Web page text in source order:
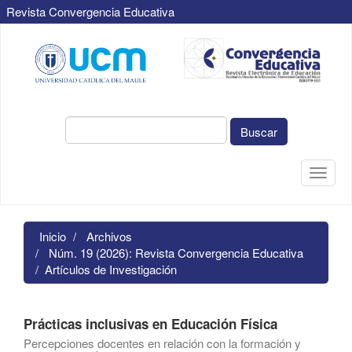
Revista Convergencia Educativa
principal
Contenido
principal
Buscar
Toggle
Inicio
Archivos
Núm. 19 (2026): Revista Convergencia Educativa
Artículos de Investigación
Prácticas inclusivas en Educación Física
Percepciones docentes en relación con la formación y